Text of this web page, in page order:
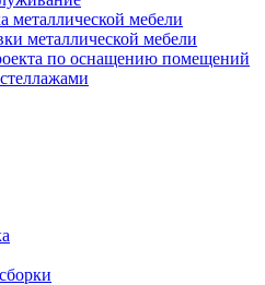
металлической мебели
металлической мебели
по оснащению помещений